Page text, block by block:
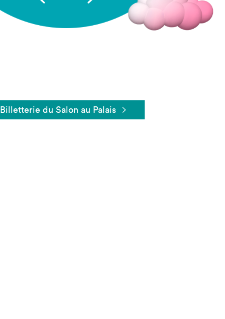
Billetterie du Salon au Palais